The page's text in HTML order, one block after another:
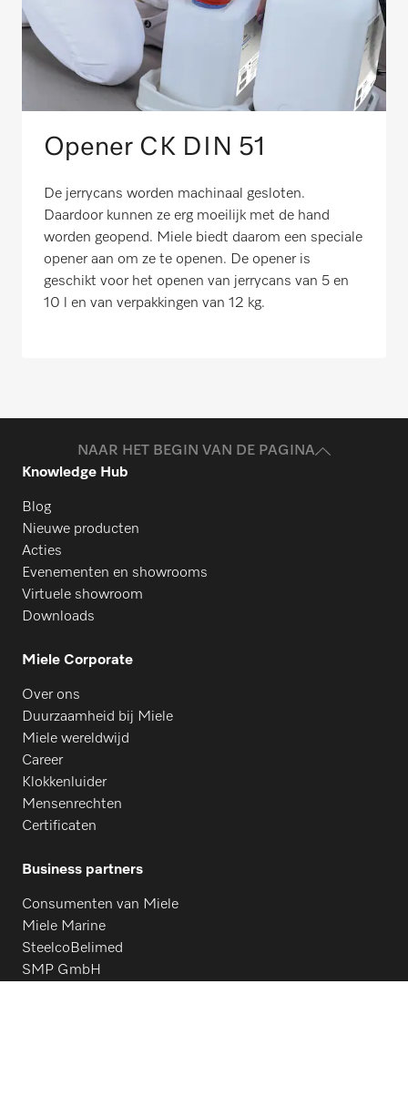
Opener CK DIN 51
De jerrycans worden machinaal gesloten.
Daardoor kunnen ze erg moeilijk met de hand
worden geopend. Miele biedt daarom een speciale
opener aan om ze te openen. De opener is
geschikt voor het openen van jerrycans van 5 en
10 l en van verpakkingen van 12 kg.
NAAR HET BEGIN VAN DE PAGINA
Knowledge Hub
Blog
Nieuwe producten
Acties
Evenementen en showrooms
Virtuele showroom
Downloads
Miele Corporate
Over ons
Duurzaamheid bij Miele
Miele wereldwijd
Career
Klokkenluider
Mensenrechten
Certificaten
Business partners
Consumenten van Miele
Miele Marine
SteelcoBelimed
SMP GmbH